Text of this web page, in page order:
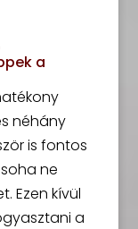
a
néhány
is fontos
ne
Ezen kívül
a